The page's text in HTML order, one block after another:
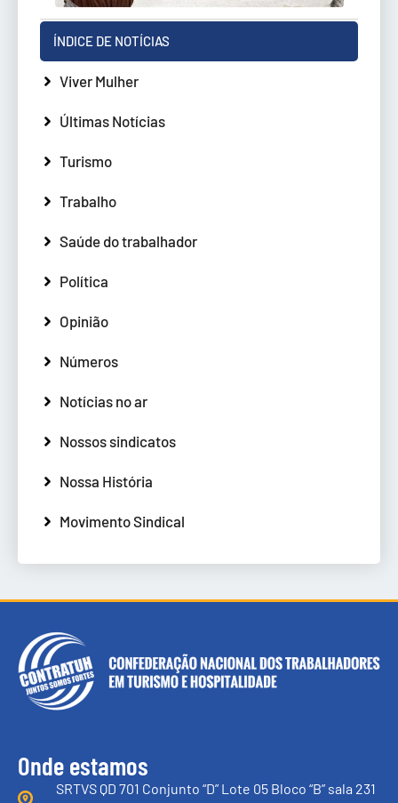
ÍNDICE DE NOTÍCIAS
Viver Mulher
Últimas Notícias
Turismo
Trabalho
Saúde do trabalhador
Política
Opinião
Números
Notícias no ar
Nossos sindicatos
Nossa História
Movimento Sindical
Onde estamos
SRTVS QD 701 Conjunto “D” Lote 05 Bloco “B” sala 231